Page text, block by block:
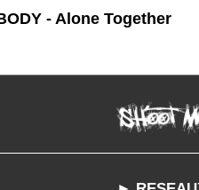
- Alone Together